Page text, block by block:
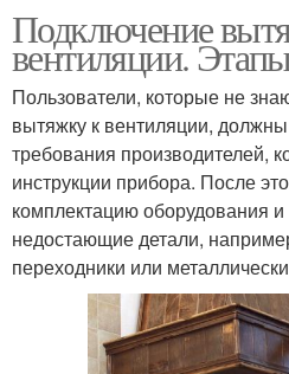
Подключение
вентиляции.
Пользователи, которые не
вытяжку к вентиляции,
требования производителей,
инструкции прибора. После
комплектацию оборудования
недостающие детали,
переходники или